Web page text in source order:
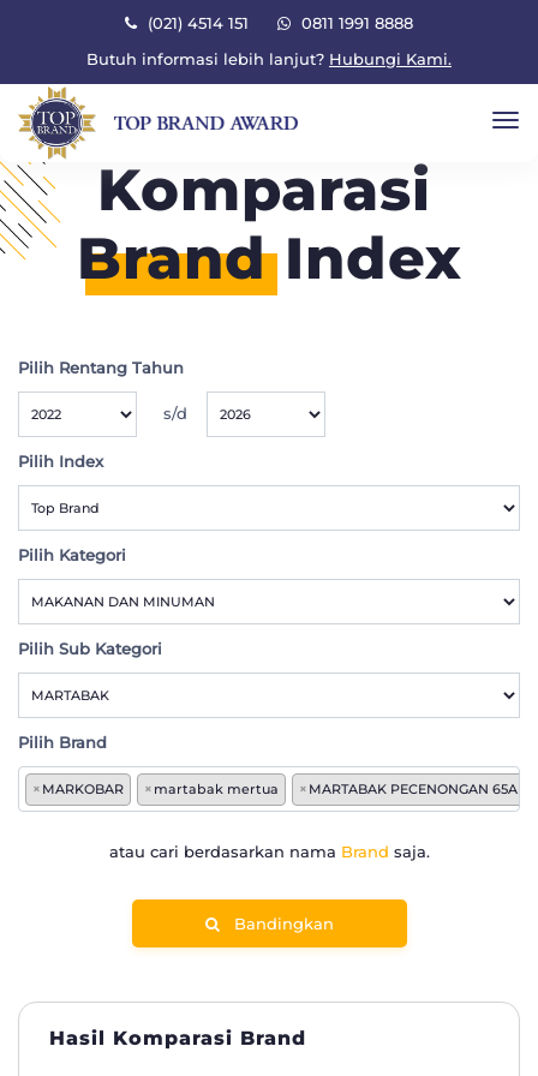
(021) 4514 151
0811 1991 8888
Butuh informasi lebih lanjut? Hubungi Kami.
Komparasi
Brand Index
Pilih Rentang Tahun
s/d
Pilih Index
Pilih Kategori
Pilih Sub Kategori
Pilih Brand
× MARKOBAR × martabak mertua × MARTABAK PECENONGAN 65A
atau cari berdasarkan nama Brand saja.
Bandingkan
Hasil Komparasi Brand